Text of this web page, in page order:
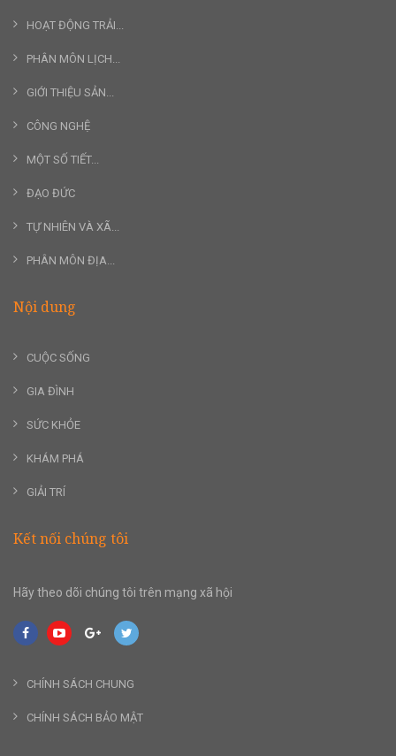
HOẠT ĐỘNG TRẢI...
PHÂN MÔN LỊCH...
GIỚI THIỆU SẢN...
CÔNG NGHỆ
MỘT SỐ TIẾT...
ĐẠO ĐỨC
TỰ NHIÊN VÀ XÃ...
PHÂN MÔN ĐỊA...
Nội dung
CUỘC SỐNG
GIA ĐÌNH
SỨC KHỎE
KHÁM PHÁ
GIẢI TRÍ
Kết nối chúng tôi
Hãy theo dõi chúng tôi trên mạng xã hội
CHÍNH SÁCH CHUNG
CHÍNH SÁCH BẢO MẬT